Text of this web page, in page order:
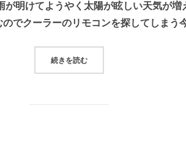
日:
明けてようやく太陽が眩しい天気が
でクーラーのリモコンを探してしま
続きを読む“遂に突入★営業最終週”